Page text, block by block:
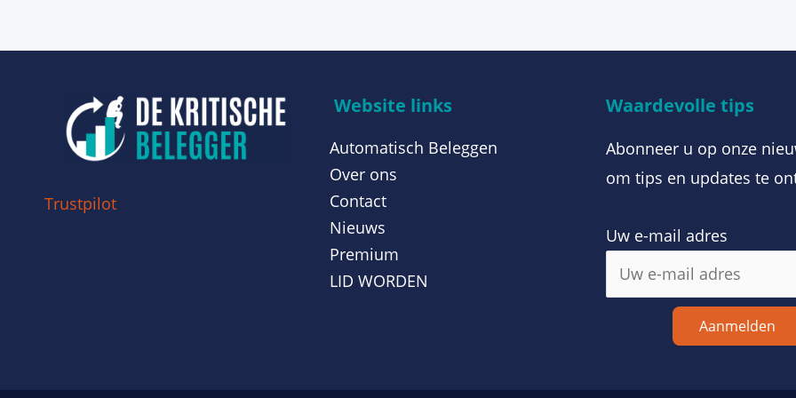
Trustpilot
Website links
Automatisch Beleggen
Over ons
Contact
Nieuws
Premium
LID WORDEN
Waardevolle tips
Abonneer u op onze
om tips en updates te
Uw e-mail adres
Aanmelden